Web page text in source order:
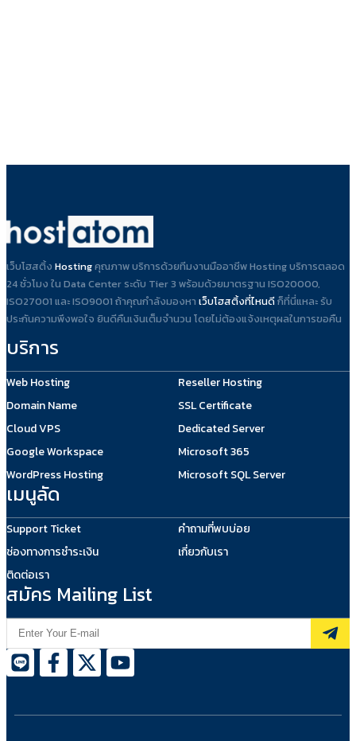
เว็บโฮสติ้ง Hostingคุณภาพ บริการด้วยทีมงานมืออาชีพ Hosting บริการตลอด
24 ชั่วโมง ใน Data Center ระดับ Tier 3 พร้อมด้วยมาตรฐาน ISO20000,
ISO27001 และ ISO9001 ถ้าคุณกำลังมองหา เว็บโฮสติ้งที่ไหนดีก็ที่นี่แหละ รับ
ประกันความพึงพอใจ ยินดีคืนเงินเต็มจำนวน โดยไม่ต้องแจ้งเหตุผลในการขอคืน
บริการ
Web Hosting
Domain Name
Cloud VPS
Google Workspace
WordPress Hosting
Reseller Hosting
SSL Certificate
Dedicated Server
Microsoft 365
Microsoft SQL Server
เมนูลัด
Support Ticket
ช่องทางการชำระเงิน
ติดต่อเรา
คำถามที่พบบ่อย
เกี่ยวกับเรา
สมัคร Mailing List